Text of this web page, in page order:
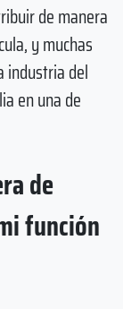
de manera
y muchas
industria del
en una de
de
función